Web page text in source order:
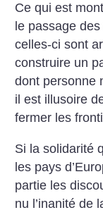
Ce qui est
le passage
celles-ci sont
construire un
dont personne
il est illusoire
fermer les
Si la solidarité
les pays
partie les
nu l’inanité de